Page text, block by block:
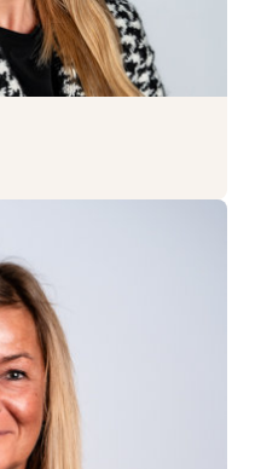
in dienst bij Ackermans &
hoofd voor de DACH-
Inna behaalde
Ze is een
met meer dan 15
markt als managing